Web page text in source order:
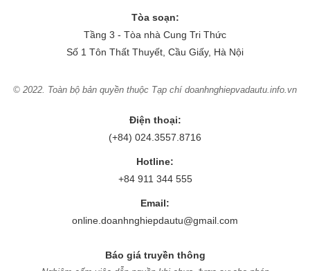
Tòa soạn:
Tầng 3 - Tòa nhà Cung Tri Thức
Số 1 Tôn Thất Thuyết, Cầu Giấy, Hà Nội
© 2022. Toàn bộ bản quyền thuộc Tạp chí doanhnghiepvadautu.info.vn
Điện thoại:
(+84) 024.3557.8716
Hotline:
+84 911 344 555
Email:
online.doanhnghiepdautu@gmail.com
Báo giá truyền thông